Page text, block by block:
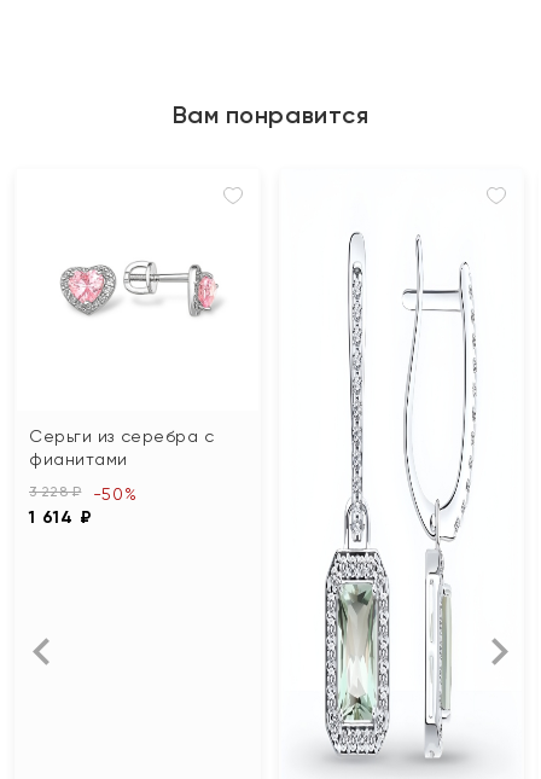
Вам понравится
Серьги из серебра с
фианитами
3 228 ₽
1 614 ₽
-50%